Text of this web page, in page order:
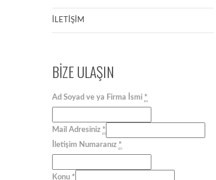
İLETİŞİM
BİZE ULAŞIN
Ad Soyad ve ya Firma İsmi *
Mail Adresiniz *
İletişim Numaranız *
Konu *